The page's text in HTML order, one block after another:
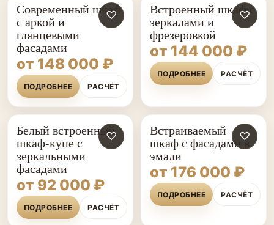
♡
Современный шкаф
с аркой и
глянцевыми
фасадами
от 148 000 ₽
ПОДРОБНЕЕ РАСЧЁТ
♡
Встроенный шкаф с
зеркалами и
фрезеровкой
от 144 000 ₽
ПОДРОБНЕЕ РАСЧЁТ
♡
Белый встроенный
шкаф-купе с
зеркальными
фасадами
от 92 000 ₽
ПОДРОБНЕЕ РАСЧЁТ
♡
Встраиваемый
шкаф с фасадами в
эмали
от 176 000 ₽
ПОДРОБНЕЕ РАСЧЁТ